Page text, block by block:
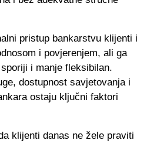
pristup bankarstvu klijenti i
i povjerenjem, ali ga
i manje fleksibilan.
dostupnost savjetovanja i
ostaju ključni faktori
klijenti danas ne žele praviti